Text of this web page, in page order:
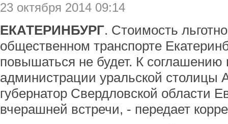
23 октября 2014 09:14
ЕКАТЕРИНБУРГ. Стоимость
общественном транспорте
повышаться не будет. К соглашению
администрации уральской столицы
губернатор Свердловской области
вчерашней встречи, - передает